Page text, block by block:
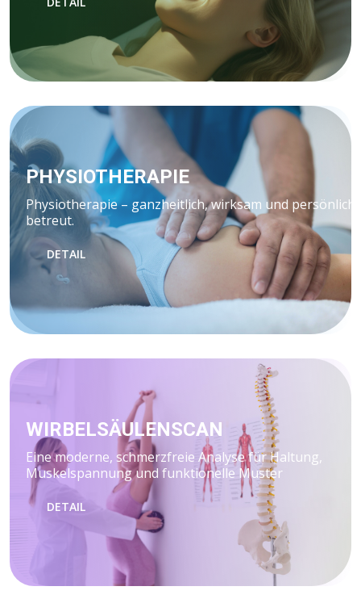
PHYSIOTHERAPIE
Physiotherapie – ganzheitlich, wirksam und persönlich
betreut.
DETAIL
WIRBELSÄULENSCAN
Eine moderne, schmerzfreie Analyse für Haltung,
Muskelspannung und funktionelle Muster
DETAIL